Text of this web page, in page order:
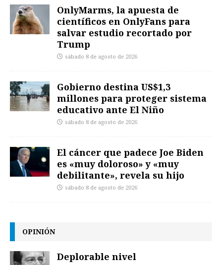
OnlyMarms, la apuesta de
científicos en OnlyFans para
salvar estudio recortado por
Trump
sábado 8 de agosto de 2026
Gobierno destina US$1,3
millones para proteger sistema
educativo ante El Niño
sábado 8 de agosto de 2026
El cáncer que padece Joe Biden
es «muy doloroso» y «muy
debilitante», revela su hijo
sábado 8 de agosto de 2026
OPINIÓN
Deplorable nivel